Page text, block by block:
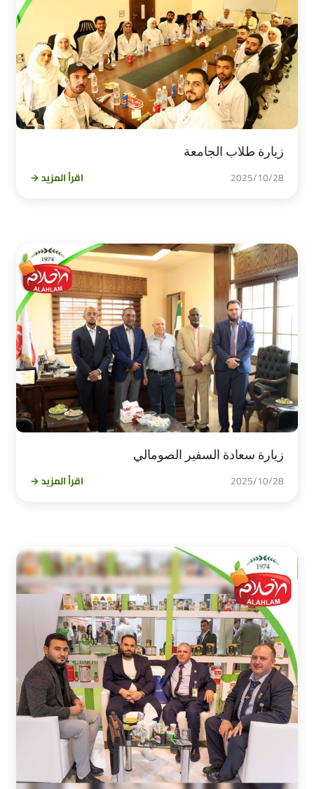
زيارة طلاب الجامعة
2025/10/28 اقرأ المزيد →
زيارة سعادة السفير الصومالي
2025/10/28 اقرأ المزيد →